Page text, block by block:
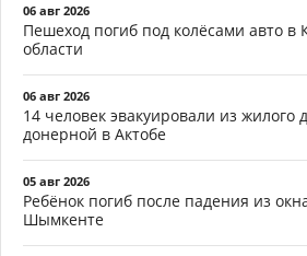
06 авг 2026
Пешеход погиб под колёсами авто в
области
06 авг 2026
14 человек эвакуировали из жилого
донерной в Актобе
05 авг 2026
Ребёнок погиб после падения из
Шымкенте